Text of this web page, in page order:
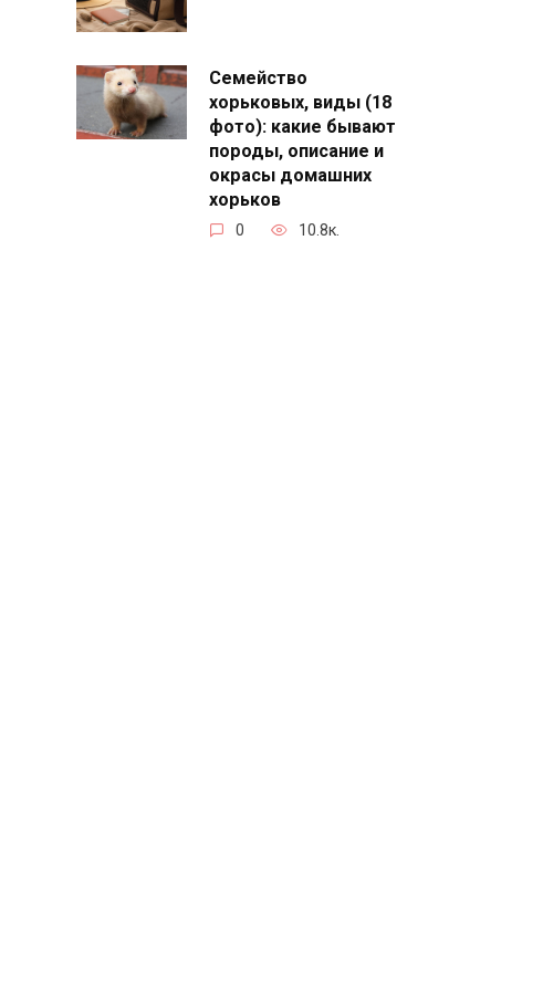
Семейство
хорьковых, виды (18
фото): какие бывают
породы, описание и
окрасы домашних
хорьков
0 10.8к.